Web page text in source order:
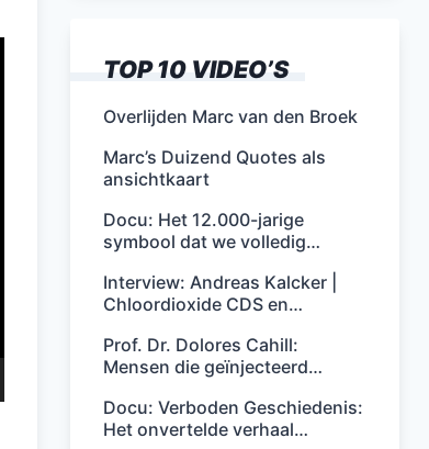
TOP 10 VIDEO’S
Overlijden Marc van den Broek
Marc’s Duizend Quotes als
ansichtkaart
Docu: Het 12.000-jarige
symbool dat we volledig…
Interview: Andreas Kalcker |
Chloordioxide CDS en…
Prof. Dr. Dolores Cahill:
Mensen die geïnjecteerd…
Docu: Verboden Geschiedenis:
Het onvertelde verhaal…